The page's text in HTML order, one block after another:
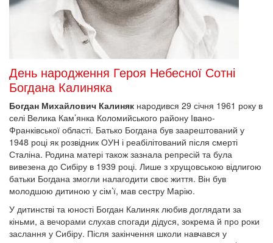
День народження Героя Небесної Сотні
Богдана Калиняка
Богдан Михайлович Калиняк народився 29 січня 1961 року в
селі Велика Кам’янка Коломийського району Івано-
Франківської області. Батько Богдана був заарештований у
1948 році як розвідник ОУН і реабілітований після смерті
Сталіна. Родина матері також зазнала репресій та була
вивезена до Сибіру в 1939 році. Лише з хрущовською відлигою
батьки Богдана змогли налагодити своє життя. Він був
молодшою дитиною у сім’ї, мав сестру Марію.
У дитинстві та юності Богдан Калиняк любив доглядати за
кіньми, а вечорами слухав спогади дідуся, зокрема й про роки
заслання у Сибіру. Після закінчення школи навчався у